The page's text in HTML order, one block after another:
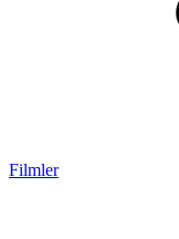
Filmler